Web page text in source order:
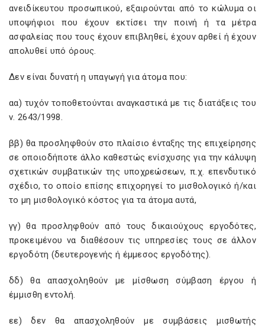
ανειδίκευτου προσωπικού, εξαιρούνται από το κώλυμα οι
υποψήφιοι που έχουν εκτίσει την ποινή ή τα μέτρα
ασφαλείας που τους έχουν επιβληθεί, έχουν αρθεί ή έχουν
απολυθεί υπό όρους.
Δεν είναι δυνατή η υπαγωγή για άτομα που:
αα) τυχόν τοποθετούνται αναγκαστικά με τις διατάξεις του
ν. 2643/1998.
ββ) θα προσληφθούν στο πλαίσιο ένταξης της επιχείρησης
σε οποιοδήποτε άλλο καθεστώς ενίσχυσης για την κάλυψη
σχετικών συμβατικών της υποχρεώσεων, π.χ. επενδυτικό
σχέδιο, το οποίο επίσης επιχορηγεί το μισθολογικό ή/και
το μη μισθολογικό κόστος για τα άτομα αυτά,
γγ) θα προσληφθούν από τους δικαιούχους εργοδότες,
προκειμένου να διαθέσουν τις υπηρεσίες τους σε άλλον
εργοδότη (δευτερογενής ή έμμεσος εργοδότης).
δδ) θα απασχοληθούν με μίσθωση σύμβαση έργου ή
έμμισθη εντολή.
εε) δεν θα απασχοληθούν με συμβάσεις μισθωτής